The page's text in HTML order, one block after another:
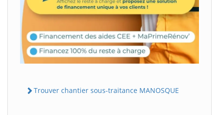
Trouver chantier sous-traitance MANOSQUE